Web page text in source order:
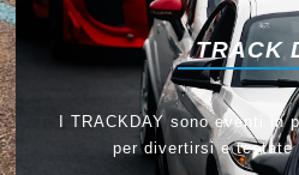
TRACK
I TRACKDAY sono eventi in
per divertirsi e testate